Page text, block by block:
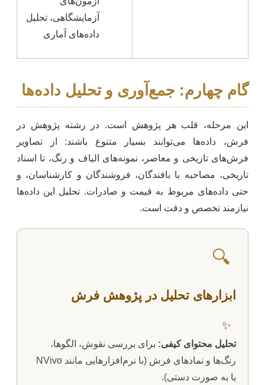
آزمایشگاهی، تحلیل
داده‌های آماری
گام چهارم: جمع‌آوری و تحلیل داده‌ها
این مرحله، قلب هر پژوهش است. در رشته پژوهش در
فرش، داده‌ها می‌توانند بسیار متنوع باشند: از تصاویر
فرش‌های تاریخی و معاصر، نمونه‌های الیاف و رنگ، تا اسناد
تاریخی، مصاحبه با بافندگان، فروشندگان و کارشناسان، و
حتی داده‌های مربوط به قیمت و صادرات. تحلیل این داده‌ها
نیازمند تخصص و دقت است.
🔍
ابزارهای تحلیل در پژوهش فرش
✨
تحلیل محتوای کیفی: برای بررسی نقوش، الگوها،
رنگ‌ها و نمادهای فرش (با نرم‌افزارهایی مانند NVivo
یا به صورت دستی).